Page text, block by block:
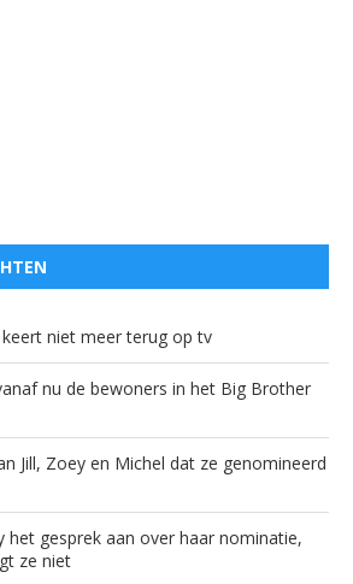
niet meer terug op tv
nu de bewoners in het Big Brother
Jill, Zoey en Michel dat ze genomineerd
het gesprek aan over haar nominatie,
ze niet